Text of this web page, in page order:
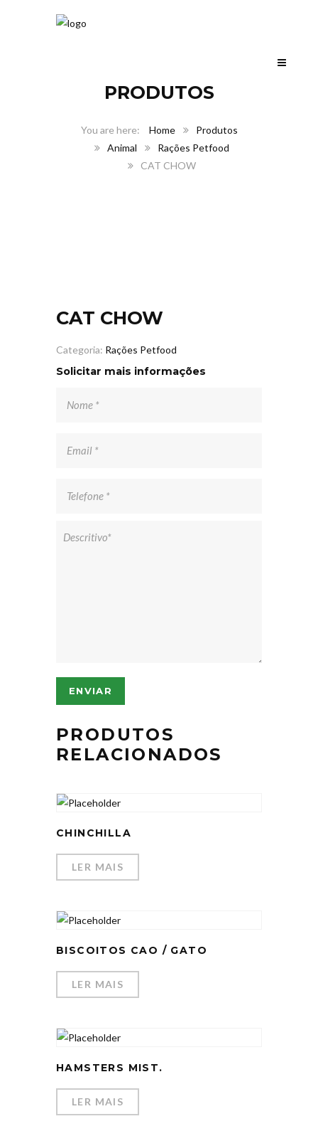
PRODUTOS
Home
Produtos
Animal
Rações Petfood
CAT CHOW
CAT CHOW
Categoria: Rações Petfood
Solicitar mais informações
PRODUTOS
RELACIONADOS
CHINCHILLA
LER MAIS
BISCOITOS CAO / GATO
LER MAIS
HAMSTERS MIST.
LER MAIS